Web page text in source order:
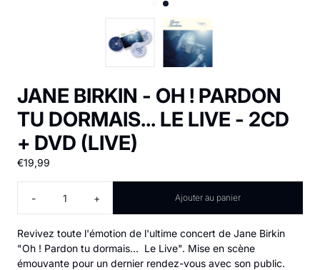
JANE BIRKIN - OH ! PARDON
TU DORMAIS... LE LIVE - 2CD
+ DVD (LIVE)
€19,99
- + Ajouter au panier
Revivez toute l'émotion de l'ultime concert de Jane Birkin
"Oh ! Pardon tu dormais... Le Live". Mise en scène
émouvante pour un dernier rendez-vous avec son public.